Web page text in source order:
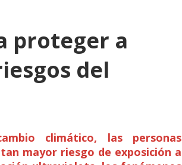
proteger a
del
climático, las personas
mayor riesgo de exposición a